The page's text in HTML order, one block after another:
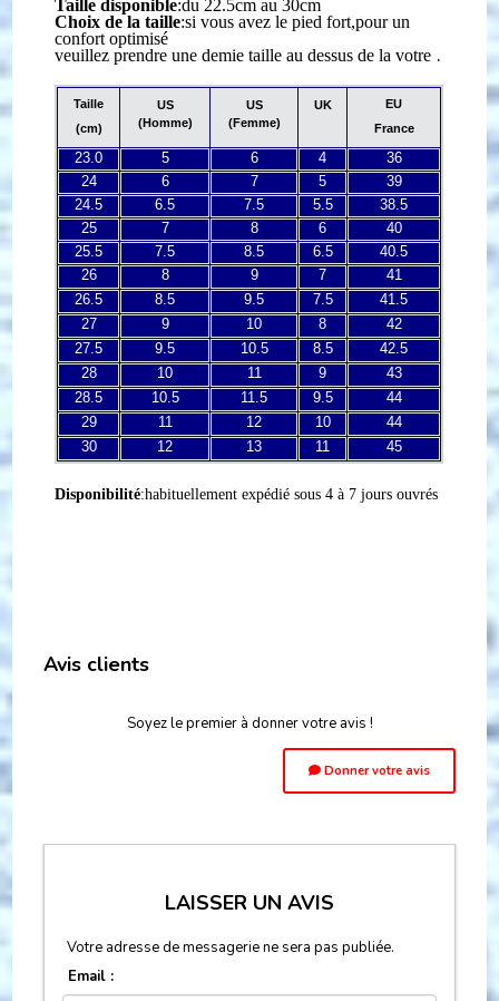
Taille disponible:du 22.5cm au 30cm
Choix de la taille:si vous avez le pied fort,pour un
confort optimisé
veuillez prendre une demie taille au dessus de la votre .
Taille
(cm)
US
(Homme)
US
(Femme)
UK
EU
France
23.0 5 6 4
36
24
6 7 5
39
24.5
6.5 7.5 5.5
38.5
25
7 8 6
40
25.5
7.5 8.5 6.5
40.5
26
8 9 7
41
26.5
8.5 9.5 7.5
41.5
27
9 10 8
42
27.5
9.5 10.5 8.5
42.5
28
10 11 9
43
28.5
10.5 11.5 9.5
44
29
11 12 10
44
30
12 13 11 45
Disponibilité:habituellement expédié sous 4 à 7 jours ouvrés
Avis clients
Soyez le premier à donner votre avis !
Donner votre avis
LAISSER UN AVIS
Votre adresse de messagerie ne sera pas publiée.
Email :